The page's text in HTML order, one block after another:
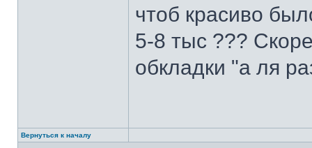
чтоб красиво
5-8 тыс ???
обкладки "а ля
Вернуться к началу